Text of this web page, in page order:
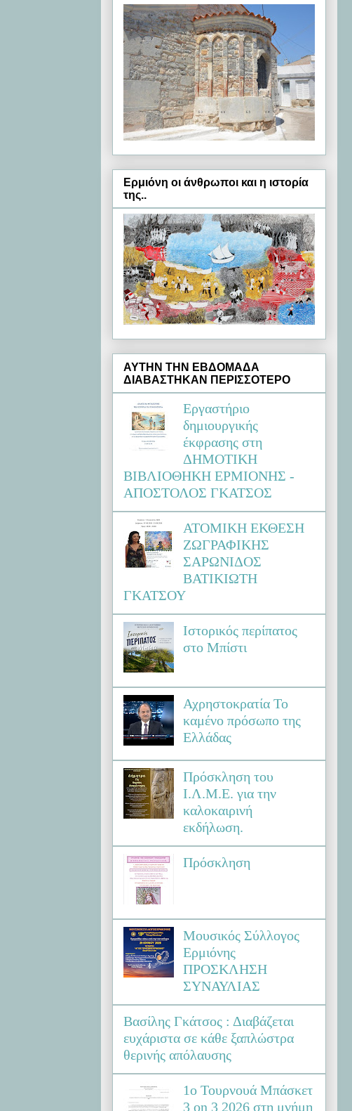
Ερμιόνη oι άνθρωποι και η ιστορία
της..
ΑΥΤΗΝ ΤΗΝ ΕΒΔΟΜΑΔΑ
ΔΙΑΒΑΣΤΗΚΑΝ ΠΕΡΙΣΣΟΤΕΡΟ
Εργαστήριο
δημιουργικής
έκφρασης στη
ΔΗΜΟΤΙΚΗ
ΒΙΒΛΙΟΘΗΚΗ ΕΡΜΙΟΝΗΣ -
ΑΠΟΣΤΟΛΟΣ ΓΚΑΤΣΟΣ
ΑΤΟΜΙΚΗ ΕΚΘΕΣΗ
ΖΩΓΡΑΦΙΚΗΣ
ΣΑΡΩΝΙΔΟΣ
ΒΑΤΙΚΙΩΤΗ
ΓΚΑΤΣΟΥ
Ιστορικός περίπατος
στο Μπίστι
Αχρηστοκρατία Το
καμένο πρόσωπο της
Ελλάδας
Πρόσκληση του
Ι.Λ.Μ.Ε. για την
καλοκαιρινή
εκδήλωση.
Πρόσκληση
Μουσικός Σύλλογος
Ερμιόνης
ΠΡΟΣΚΛΗΣΗ
ΣΥΝΑΥΛΙΑΣ
Βασίλης Γκάτσος : Διαβάζεται
ευχάριστα σε κάθε ξαπλώστρα
θερινής απόλαυσης
1ο Τουρνουά Μπάσκετ
3 on 3 2026 στη μνήμη